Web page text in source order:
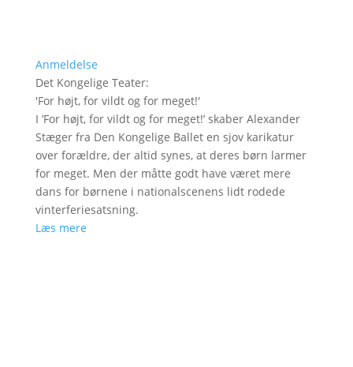
Anmeldelse
Det Kongelige Teater:
'For højt, for vildt og for meget!'
I ’For højt, for vildt og for meget!’ skaber Alexander
Stæger fra Den Kongelige Ballet en sjov karikatur
over forældre, der altid synes, at deres børn larmer
for meget. Men der måtte godt have været mere
dans for børnene i nationalscenens lidt rodede
vinterferiesatsning.
Læs mere